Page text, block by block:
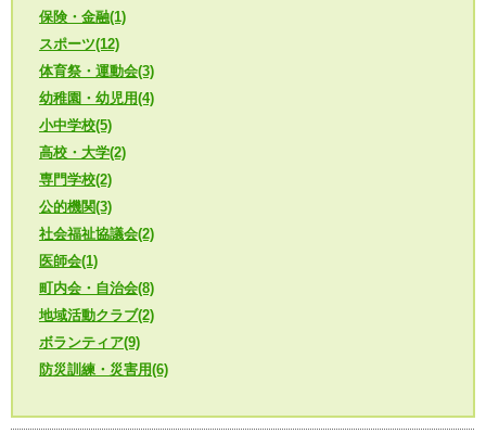
保険・金融(1)
スポーツ(12)
体育祭・運動会(3)
幼稚園・幼児用(4)
小中学校(5)
高校・大学(2)
専門学校(2)
公的機関(3)
社会福祉協議会(2)
医師会(1)
町内会・自治会(8)
地域活動クラブ(2)
ボランティア(9)
防災訓練・災害用(6)